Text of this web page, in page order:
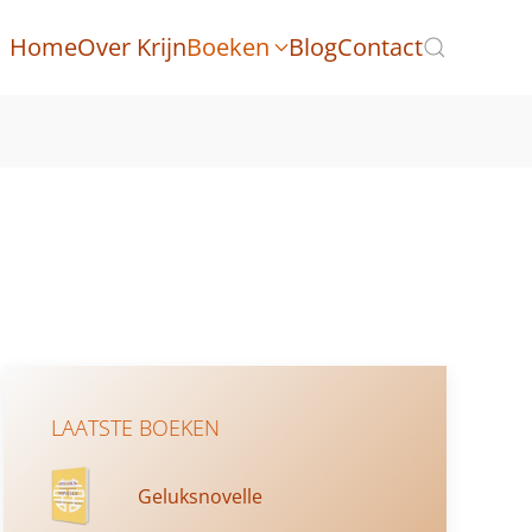
HomeOver KrijnBoeken BlogContact
LAATSTE BOEKEN
Geluksnovelle